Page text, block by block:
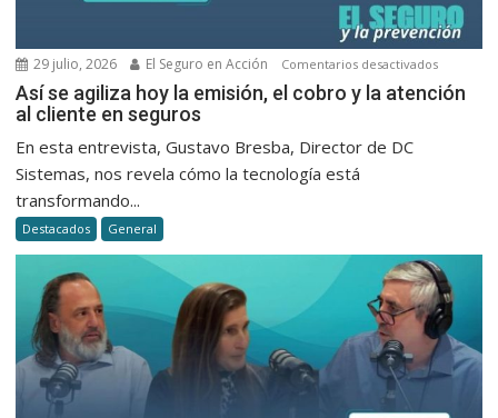
29 julio, 2026 El Seguro en Acción Comentarios desactivadosen
Así
cobro
y
la
atención
al
cliente
Así se agiliza hoy la emisión, el cobro y la atención
al cliente en seguros
En esta entrevista, Gustavo Bresba, Director de DC
Sistemas, nos revela cómo la tecnología está
transformando...
Destacados General